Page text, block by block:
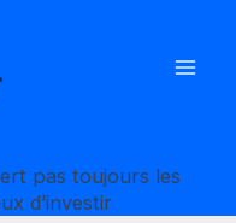
pas toujours les
d’investir